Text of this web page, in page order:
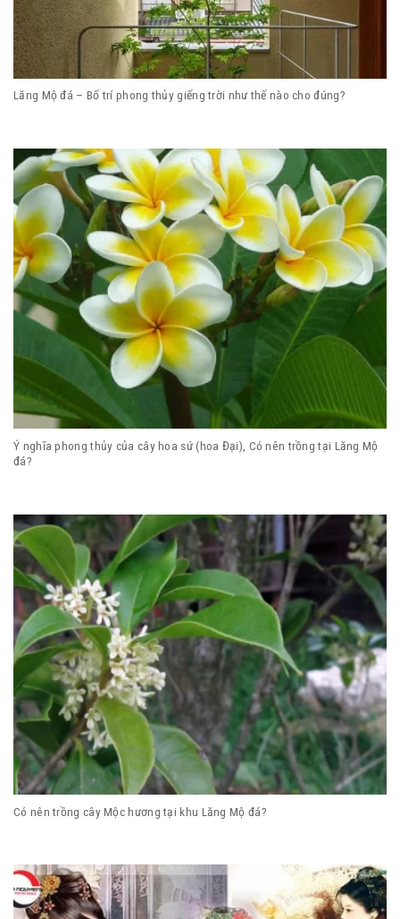
Lăng Mộ đá – Bố trí phong thủy giếng trời như thế nào cho đúng?
Ý nghĩa phong thủy của cây hoa sứ (hoa Đại), Có nên trồng tại Lăng Mộ
đá?
Có nên trồng cây Mộc hương tại khu Lăng Mộ đá?